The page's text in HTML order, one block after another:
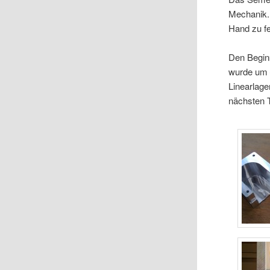
Hand zu
Den
wurde
nächsten